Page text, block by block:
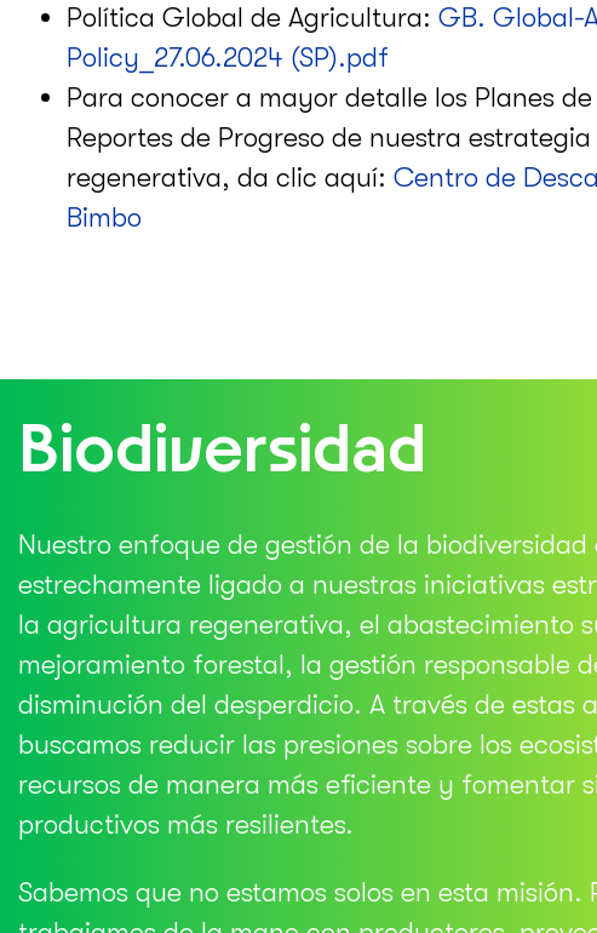
Política Global de Agricultura: GB. Global-
Policy_27.06.2024 (SP).pdf
Para conocer a mayor detalle los Planes
Reportes de Progreso de nuestra
regenerativa, da clic aquí: Centro de
Bimbo
Biodiversidad
Nuestro enfoque de gestión de la biodiversidad
estrechamente ligado a nuestras iniciativas
la agricultura regenerativa, el abastecimiento
mejoramiento forestal, la gestión responsable
disminución del desperdicio. A través de estas
buscamos reducir las presiones sobre los
recursos de manera más eficiente y fomentar
productivos más resilientes.
Sabemos que no estamos solos en esta misión.